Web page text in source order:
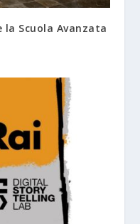
la Scuola Avanzata